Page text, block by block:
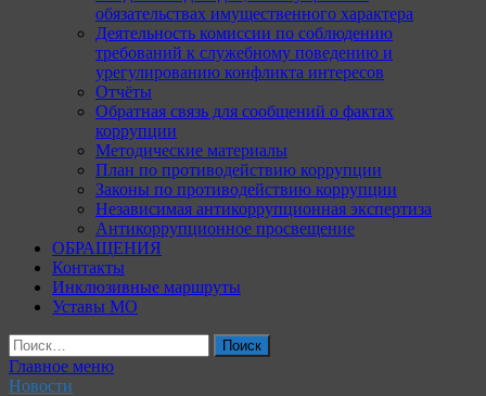
обязательствах имущественного характера
Деятельность комиссии по соблюдению
требований к служебному поведению и
урегулированию конфликта интересов
Отчёты
Обратная связь для сообщений о фактах
коррупции
Методические материалы
План по противодействию коррупции
Законы по противодействию коррупции
Независимая антикоррупционная экспертиза
Антикоррупционное просвещение
ОБРАЩЕНИЯ
Контакты
Инклюзивные маршруты
Уставы МО
Найти:
Главное меню
Новости